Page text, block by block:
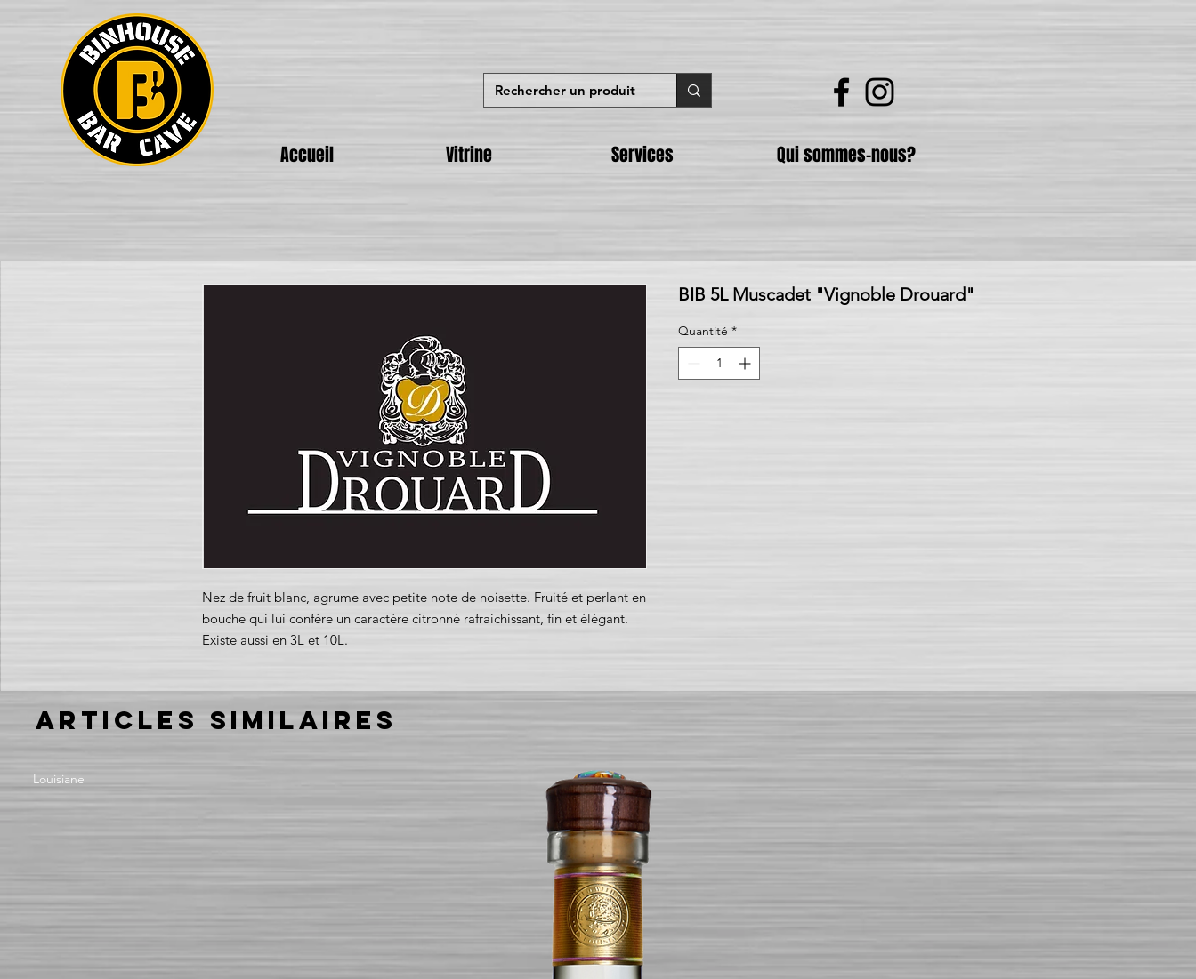
Accueil Vitrine Services Qui sommes-nous?
Nez de fruit blanc, agrume avec petite note de noisette. Fruité et perlant en
bouche qui lui confère un caractère citronné rafraichissant, fin et élégant.
Existe aussi en 3L et 10L.
BIB 5L Muscadet "Vignoble Drouard"
Quantité *
Articles similaires
Louisiane